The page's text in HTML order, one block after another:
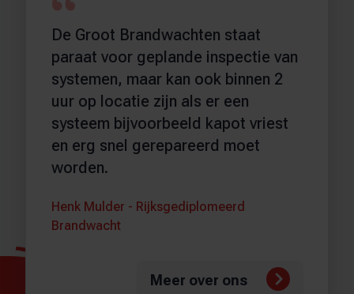
De Groot Brandwachten staat
paraat voor geplande inspectie van
systemen, maar kan ook binnen 2
uur op locatie zijn als er een
systeem bijvoorbeeld kapot vriest
en erg snel gerepareerd moet
worden.
Henk Mulder - Rijksgediplomeerd
Brandwacht
Meer over ons